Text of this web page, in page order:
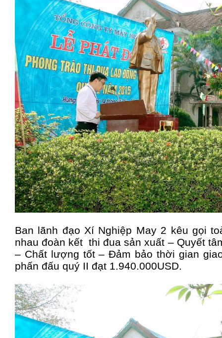
Ban lãnh đạo Xí Nghiệp May 2 kêu gọi
nhau đoàn kết thi đua sản xuất – Quyết
– Chất lượng tốt – Đảm bảo thời gian
phấn đấu quý II đạt 1.940.000USD.